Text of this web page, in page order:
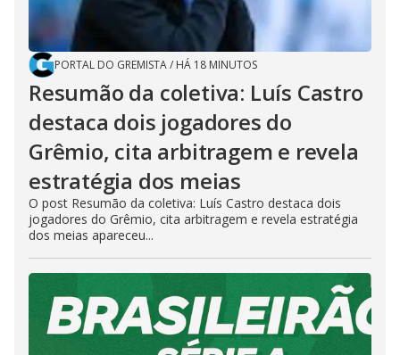
PORTAL DO GREMISTA/ HÁ 18 MINUTOS
Resumão da coletiva: Luís Castro
destaca dois jogadores do
Grêmio, cita arbitragem e revela
estratégia dos meias
O post Resumão da coletiva: Luís Castro destaca dois
jogadores do Grêmio, cita arbitragem e revela estratégia
dos meias apareceu...